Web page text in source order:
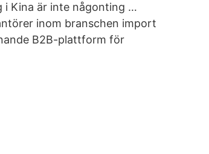
i Kina är inte någonting …
inom branschen import
B2B-plattform för